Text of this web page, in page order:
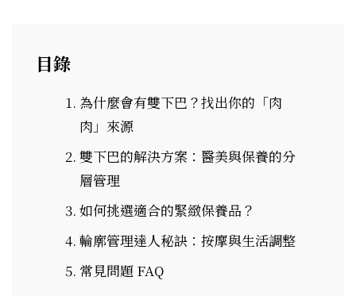
目錄
為什麼會有雙下巴？找出你的「肉
肉」來源
雙下巴的解決方案：醫美與保養的分
層管理
如何挑選適合的緊緻保養品？
輪廓管理達人秘訣：按摩與生活調整
常見問題 FAQ